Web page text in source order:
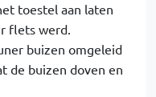
toestel aan laten
flets werd.
buizen omgeleid
de buizen doven en